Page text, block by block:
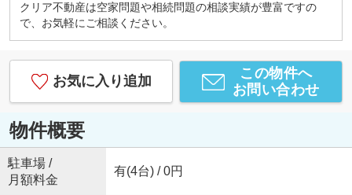
クリア不動産は空家問題や相続問題の相談実績が豊富ですの
で、お気軽にご相談ください。
お気に入り追加
この物件へ
お問い合わせ
物件概要
駐車場 /
月額料金
有(4台) / 0円